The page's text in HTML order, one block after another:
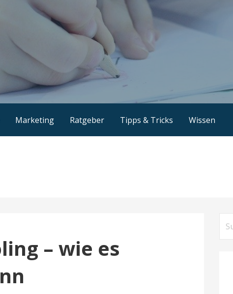
Marketing Ratgeber Tipps & Tricks Wissen
– wie es